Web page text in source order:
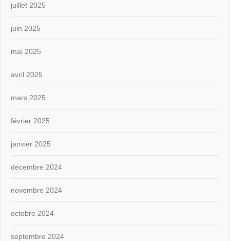
juillet 2025
juin 2025
mai 2025
avril 2025
mars 2025
février 2025
janvier 2025
décembre 2024
novembre 2024
octobre 2024
septembre 2024